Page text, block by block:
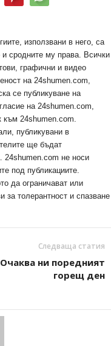
използвани в него, са
и сродните му права. Всички
графични и видео
на 24shumen.com,
се публикуване на
на 24shumen.com,
към 24shumen.com.
публикувани в
ще бъдат
24shumen.com не носи
под публикациите.
да ограничават или
за толерантност и спазване
Следваща статия
Очаква ни поредният
горещ ден